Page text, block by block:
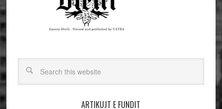
ARTIKUJT E FUNDIT